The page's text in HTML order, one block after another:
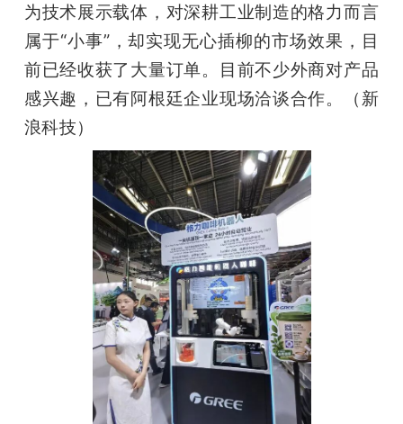
为技术展示载体，对深耕工业制造的格力而言
属于“小事”，却实现无心插柳的市场效果，目
前已经收获了大量订单。目前不少外商对产品
感兴趣，已有阿根廷企业现场洽谈合作。（新
浪科技）